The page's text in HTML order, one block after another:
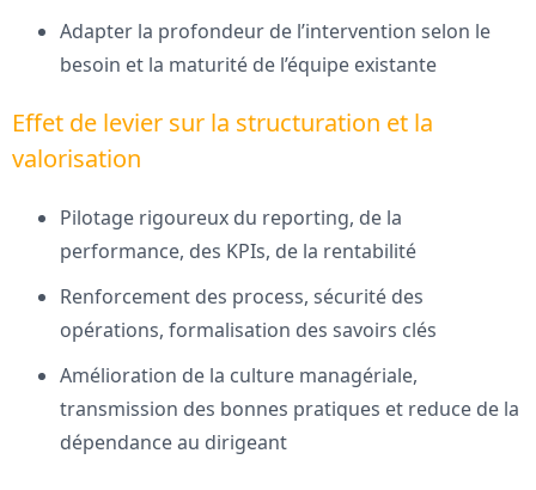
Adapter la profondeur de l’intervention selon le
besoin et la maturité de l’équipe existante
Effet de levier sur la structuration et la
valorisation
Pilotage rigoureux du reporting, de la
performance, des KPIs, de la rentabilité
Renforcement des process, sécurité des
opérations, formalisation des savoirs clés
Amélioration de la culture managériale,
transmission des bonnes pratiques et reduce de la
dépendance au dirigeant